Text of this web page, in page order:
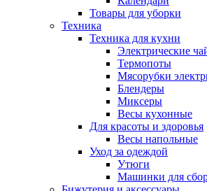
Товары для уборки
Техника
Техника для кухни
Электрические
Термопоты
Мясорубки
Блендеры
Миксеры
Весы кухонные
Для красоты и здоровья
Весы напольные
Уход за одеждой
Утюги
Машинки для